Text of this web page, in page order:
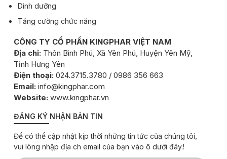
Dinh dưỡng
Tăng cường chức năng
CÔNG TY CỔ PHẦN KINGPHAR VIỆT NAM
Địa chỉ: Thôn Bình Phú, Xã Yên Phú, Huyện Yên Mỹ,
Tỉnh Hưng Yên
Điện thoại: 024.3715.3780 / 0986 356 663
Email: info@kingphar.com
Website: www.kingphar.vn
ĐĂNG KÝ NHẬN BẢN TIN
Để có thể cập nhật kịp thời những tin tức của chúng tôi,
vui lòng nhập địa ch email của bạn vào ô dưới đây.!